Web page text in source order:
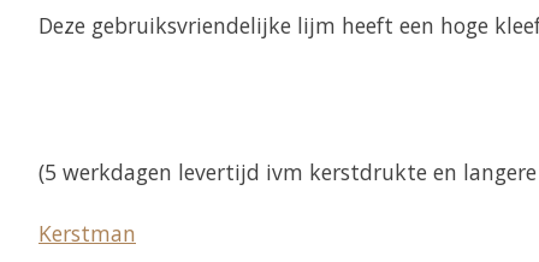
Deze gebruiksvriendelijke lijm heeft een hoge
(5 werkdagen levertijd ivm kerstdrukte en
Kerstman